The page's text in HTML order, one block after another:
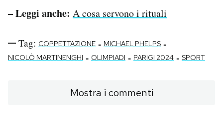
– Leggi anche: A cosa servono i rituali
Tag: COPPETTAZIONE - MICHAEL PHELPS -
NICOLÒ MARTINENGHI - OLIMPIADI - PARIGI 2024 - SPORT
Mostra i commenti